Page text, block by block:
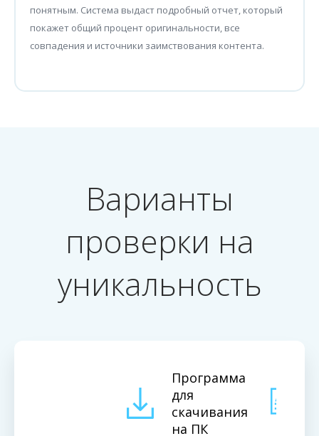
понятным. Система выдаст подробный отчет, который
покажет общий процент оригинальности, все
совпадения и источники заимствования контента.
Варианты
проверки на
уникальность
Программа
для
скачивания
на ПК